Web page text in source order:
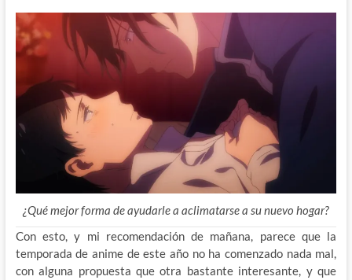
¿Qué mejor forma de ayudarle a aclimatarse a su nuevo hogar?
Con esto, y mi recomendación de mañana, parece que la
temporada de anime de este año no ha comenzado nada mal,
con alguna propuesta que otra bastante interesante, y que